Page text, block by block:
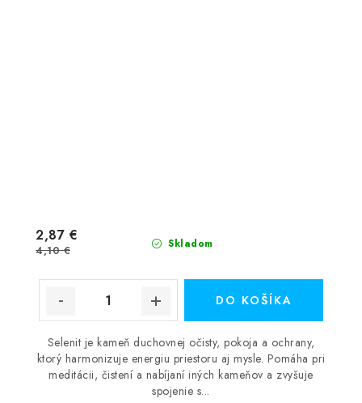
Skladom
2,87 €
4,10 €
DO KOŠÍKA
Selenit je kameň duchovnej očisty, pokoja a ochrany,
ktorý harmonizuje energiu priestoru aj mysle. Pomáha pri
meditácii, čistení a nabíjaní iných kameňov a zvyšuje
spojenie s...